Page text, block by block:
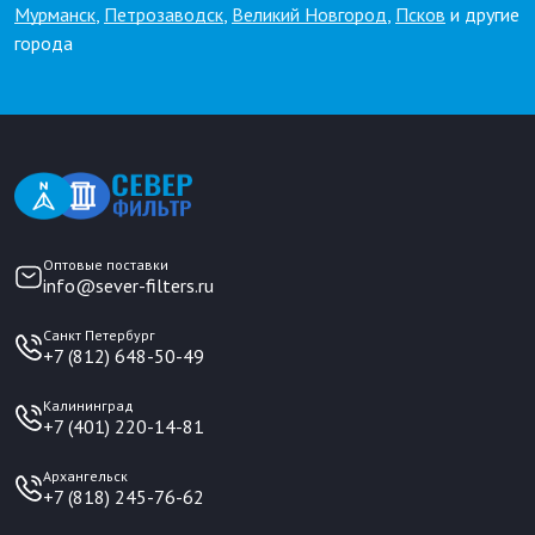
Мурманск, Петрозаводск, Великий Новгород, Псков и другие
города
Оптовые поставки
info@sever-filters.ru
Санкт Петербург
+7 (812) 648-50-49
Калининград
+7 (401) 220-14-81
Архангельск
+7 (818) 245-76-62